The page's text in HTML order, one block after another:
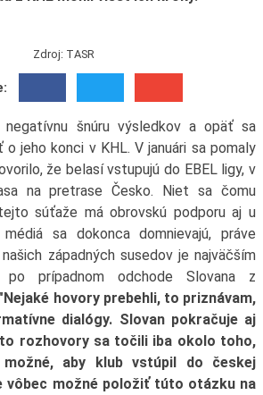
Zdroj: TASR
šnúru výsledkov a opäť sa
o jeho konci v KHL. V januári sa pomaly
že belasí vstupujú do EBEL ligy, v
na pretrase Česko. Niet sa čomu
súťaže má obrovskú podporu aj u
sa dokonca domnievajú, práve
západných susedov je najväčším
prípadnom odchode Slovana z
"Nejaké hovory prebehli, to priznávam,
dialógy. Slovan pokračuje aj
rozhovory sa točili iba okolo toho,
aby klub vstúpil do českej
vôbec možné položiť túto otázku na